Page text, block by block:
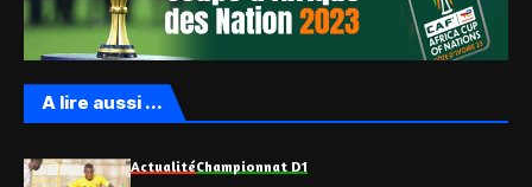
A lire aussi ...
ActualitéChampionnat D1